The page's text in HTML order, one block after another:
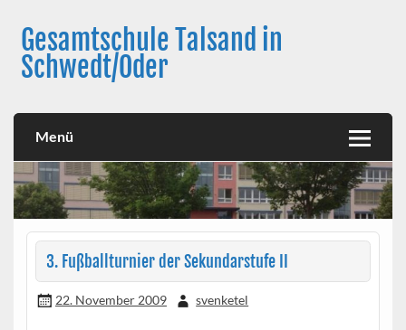
contentGesamtschule Talsand in
Schwedt/Oder
Menü
3. Fußballturnier der Sekundarstufe II
22. November 2009 svenketel